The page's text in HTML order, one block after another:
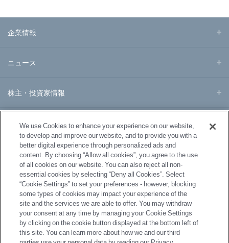
企業情報
ニュース
株主・投資家情報
事業・製品
研究開発
サステナビリティ
採用情報
We use Cookies to enhance your experience on our website,
to develop and improve our website, and to provide you with a
better digital experience through personalized ads and
content. By choosing “Allow all cookies”, you agree to the use
of all cookies on our website. You can also reject all non-
essential cookies by selecting “Deny all Cookies”. Select
“Cookie Settings” to set your preferences - however, blocking
some types of cookies may impact your experience of the
site and the services we are able to offer. You may withdraw
your consent at any time by managing your Cookie Settings
by clicking on the cookie button displayed at the bottom left of
this site. You can learn more about how we and our third